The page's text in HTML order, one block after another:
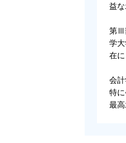
第Ⅱ部 の
１ はじめに
２ 包括利
３ 実現な
補論 図解
第10章 の
益な
第Ⅲ
学
在
会
特
最